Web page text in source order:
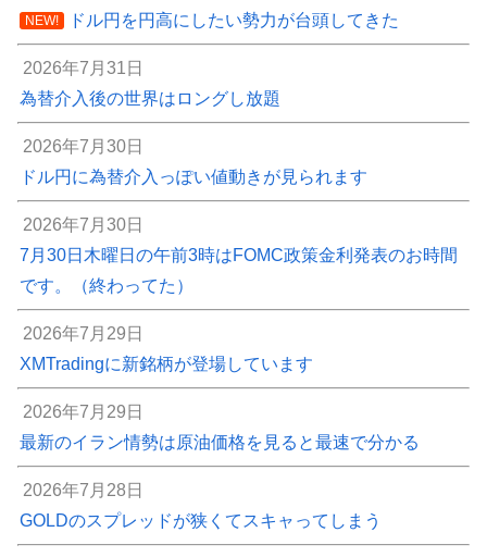
NEW! ドル円を円高にしたい勢力が台頭してきた
2026年7月31日
為替介入後の世界はロングし放題
2026年7月30日
ドル円に為替介入っぽい値動きが見られます
2026年7月30日
7月30日木曜日の午前3時はFOMC政策金利発表のお時間
です。（終わってた）
2026年7月29日
XMTradingに新銘柄が登場しています
2026年7月29日
最新のイラン情勢は原油価格を見ると最速で分かる
2026年7月28日
GOLDのスプレッドが狭くてスキャってしまう